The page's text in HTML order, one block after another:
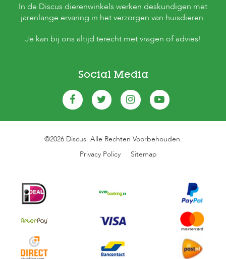
In de Discus dierenwinkels werken deskundigen met
jarenlange ervaring in het verzorgen van huisdieren.
Je kan bij ons altijd terecht met vragen of advies!
Social Media
©2026 Discus. Alle Rechten Voorbehouden.
Privacy Policy
Sitemap